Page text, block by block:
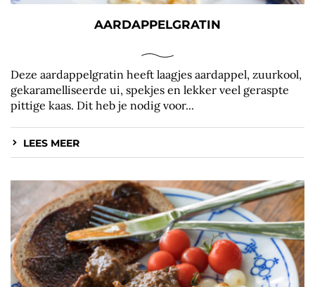
AARDAPPELGRATIN
Deze aardappelgratin heeft laagjes aardappel, zuurkool,
gekaramelliseerde ui, spekjes en lekker veel geraspte
pittige kaas. Dit heb je nodig voor...
LEES MEER